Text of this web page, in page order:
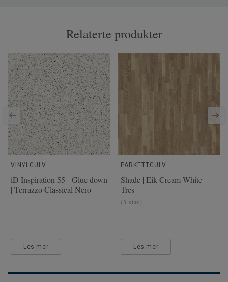
Relaterte produkter
VINYLGULV
iD Inspiration 55 - Glue down
| Terrazzo Classical Nero
Les mer
PARKETTGULV
Shade | Eik Cream White
Tres
(3-stav)
Les mer